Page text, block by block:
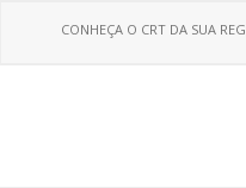
CONHEÇA O CRT DA SUA